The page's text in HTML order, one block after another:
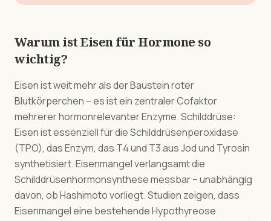
Warum ist Eisen für Hormone so
wichtig?
Eisen ist weit mehr als der Baustein roter
Blutkörperchen – es ist ein zentraler Cofaktor
mehrerer hormonrelevanter Enzyme. Schilddrüse:
Eisen ist essenziell für die Schilddrüsenperoxidase
(TPO), das Enzym, das T4 und T3 aus Jod und Tyrosin
synthetisiert. Eisenmangel verlangsamt die
Schilddrüsenhormonsynthese messbar – unabhängig
davon, ob Hashimoto vorliegt. Studien zeigen, dass
Eisenmangel eine bestehende Hypothyreose